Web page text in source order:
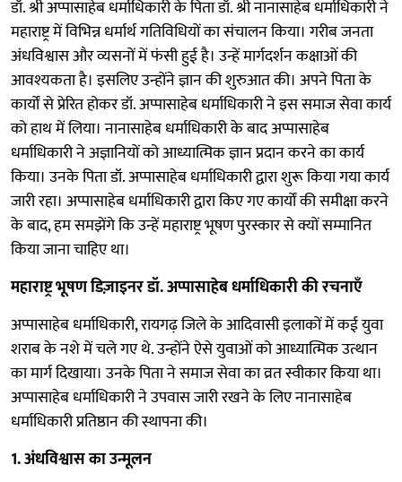
डॉ. श्री अप्पासाहेब धर्माधिकारी के पिता डॉ. श्री नानासाहेब धर्माधिकारी ने
महाराष्ट्र में विभिन्न धर्मार्थ गतिविधियों का संचालन किया। गरीब जनता
अंधविश्वास और व्यसनों में फंसी हुई है। उन्हें मार्गदर्शन कक्षाओं की
आवश्यकता है। इसलिए उन्होंने ज्ञान की शुरुआत की। अपने पिता के
कार्यों से प्रेरित होकर डॉ. अप्पासाहेब धर्माधिकारी ने इस समाज सेवा कार्य
को हाथ में लिया। नानासाहेब धर्माधिकारी के बाद अप्पासाहेब
धर्माधिकारी ने अज्ञानियों को आध्यात्मिक ज्ञान प्रदान करने का कार्य
किया। उनके पिता डॉ. अप्पासाहेब धर्माधिकारी द्वारा शुरू किया गया कार्य
जारी रहा। अप्पासाहेब धर्माधिकारी द्वारा किए गए कार्यों की समीक्षा करने
के बाद, हम समझेंगे कि उन्हें महाराष्ट्र भूषण पुरस्कार से क्यों सम्मानित
किया जाना चाहिए था।
महाराष्ट्र भूषण डिज़ाइनर डॉ. अप्पासाहेब धर्माधिकारी की रचनाएँ
अप्पासाहेब धर्माधिकारी, रायगढ़ जिले के आदिवासी इलाकों में कई युवा
शराब के नशे में चले गए थे. उन्होंने ऐसे युवाओं को आध्यात्मिक उत्थान
का मार्ग दिखाया। उनके पिता ने समाज सेवा का व्रत स्वीकार किया था।
अप्पासाहेब धर्माधिकारी ने उपवास जारी रखने के लिए नानासाहेब
धर्माधिकारी प्रतिष्ठान की स्थापना की।
1. अंधविश्वास का उन्मूलन